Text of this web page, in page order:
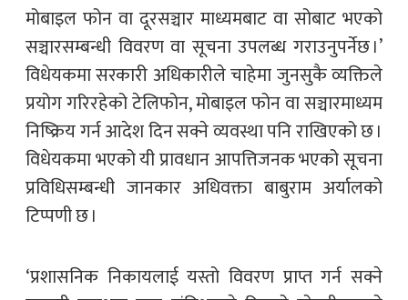
मोबाइल फोन वा दूरसञ्चार माध्यमबाट वा सोबाट भएको
सञ्चारसम्बन्धी विवरण वा सूचना उपलब्ध गराउनुपर्नेछ ।’
विधेयकमा सरकारी अधिकारीले चाहेमा जुनसुकै व्यक्तिले
प्रयोग गरिरहेको टेलिफोन, मोबाइल फोन वा सञ्चारमाध्यम
निष्क्रिय गर्न आदेश दिन सक्ने व्यवस्था पनि राखिएको छ ।
विधेयकमा भएको यी प्रावधान आपत्तिजनक भएको सूचना
प्रविधिसम्बन्धी जानकार अधिवक्ता बाबुराम अर्यालको
टिप्पणी छ ।
‘प्रशासनिक निकायलाई यस्तो विवरण प्राप्त गर्न सक्ने